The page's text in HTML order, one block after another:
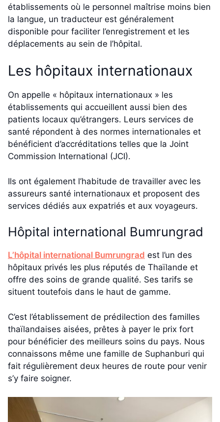
établissements où le personnel maîtrise moins bien
la langue, un traducteur est généralement
disponible pour faciliter l’enregistrement et les
déplacements au sein de l’hôpital.
Les hôpitaux internationaux
On appelle « hôpitaux internationaux » les
établissements qui accueillent aussi bien des
patients locaux qu’étrangers. Leurs services de
santé répondent à des normes internationales et
bénéficient d’accréditations telles que la Joint
Commission International (JCI).
Ils ont également l’habitude de travailler avec les
assureurs santé internationaux et proposent des
services dédiés aux expatriés et aux voyageurs.
Hôpital international Bumrungrad
L’hôpital international Bumrungrad est l’un des
hôpitaux privés les plus réputés de Thaïlande et
offre des soins de grande qualité. Ses tarifs se
situent toutefois dans le haut de gamme.
C’est l’établissement de prédilection des familles
thaïlandaises aisées, prêtes à payer le prix fort
pour bénéficier des meilleurs soins du pays. Nous
connaissons même une famille de Suphanburi qui
fait régulièrement deux heures de route pour venir
s’y faire soigner.